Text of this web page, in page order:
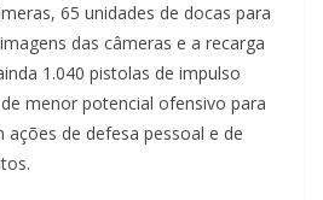
65 unidades de docas para
das câmeras e a recarga
1.040 pistolas de impulso
menor potencial ofensivo para
ações de defesa pessoal e de